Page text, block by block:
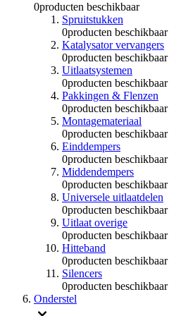
0producten beschikbaar
Spruitstukken
0producten beschikbaar
Katalysator vervangers
0producten beschikbaar
Uitlaatsystemen
0producten beschikbaar
Pakkingen & Flenzen
0producten beschikbaar
Montagemateriaal
0producten beschikbaar
Einddempers
0producten beschikbaar
Middendempers
0producten beschikbaar
Universele uitlaatdelen
0producten beschikbaar
Uitlaat overige
0producten beschikbaar
Hitteband
0producten beschikbaar
Silencers
0producten beschikbaar
Onderstel